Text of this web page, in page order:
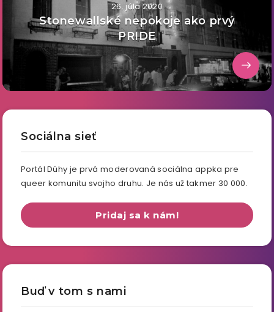
26. júla 2020
Stonewallské nepokoje ako prvý
PRIDE
Sociálna sieť
Portál Dúhy je prvá moderovaná sociálna appka pre
queer komunitu svojho druhu. Je nás už takmer 30 000.
Pridaj sa k nám!
Buď v tom s nami